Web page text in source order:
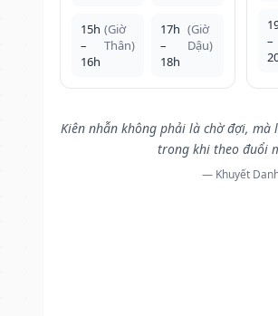
15h
–
16h
(Giờ
Thân)
17h
–
18h
(Giờ
Dậu)
–
Kiên nhẫn không phải là chờ đợi,
trong khi theo đuổi
— Khuyết